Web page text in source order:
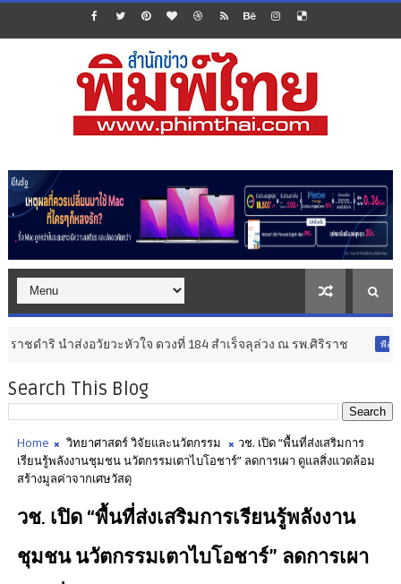
งอวัยวะหัวใจ ดวงที่ 184 สำเร็จลุล่วง ณ รพ.ศิริราช พีอาร์ ทรู 5G ช
Search This Blog
Home วิทยาศาสตร์ วิจัยและนวัตกรรม
วช. เปิด “พื้นที่ส่งเสริมการ
เรียนรู้พลังงานชุมชน นวัตกรรมเตาไบโอชาร์” ลดการเผา ดูแลสิ่งแวดล้อม
สร้างมูลค่าจากเศษวัสดุ
วช. เปิด “พื้นที่ส่งเสริมการเรียนรู้พลังงาน
ชุมชน นวัตกรรมเตาไบโอชาร์” ลดการเผา